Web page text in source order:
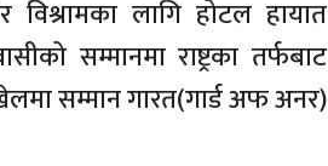
विश्रामका लागि होटल हायात
सम्मानमा राष्ट्रका तर्फबाट
सम्मान गारत(गार्ड अफ अनर)